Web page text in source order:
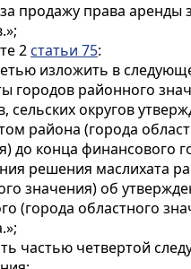
продажу права аренды
2 статьи 75:
изложить в
городов районного
сельских округов
района (города
до конца финансового
решения маслихата
значения) об
(города областного
частью четвертой